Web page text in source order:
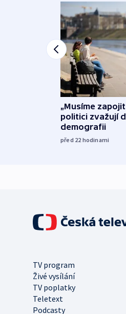
„Musíme
politici zvažují
demografii
před 22 hodinami
TV program
Živé vysílání
TV poplatky
Teletext
Podcasty